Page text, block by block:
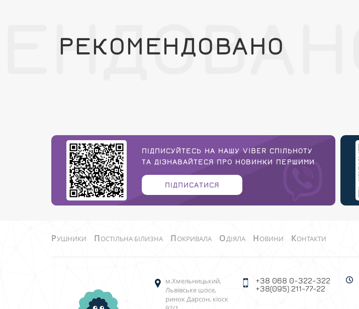
РЕКОМЕНДОВАНО
ПІДПИСУЙТЕСЬ НА НАШУ VIBER СПІЛЬНОТУ
ТА ДІЗНАВАЙТЕСЯ ПРО НОВИНКИ ПЕРШИМИ
ПІДПИСАТИСЯ
РУШНИКИ ПОСТІЛЬНА БІЛИЗНА ПОКРИВАЛА ОДІЯЛА НОВИНИ КОНТАКТИ
м.Хмельницький,
Львівське шосе,
ринок Дарсон, кіоск
+38 068 0-322-322
+38(095) 211-77-22